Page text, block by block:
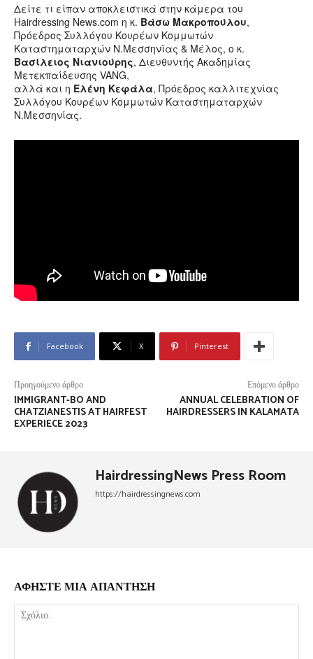
Δείτε τι είπαν αποκλειστικά στην κάμερα του
Hairdressing News.com η κ. Βάσω Μακροπούλου,
Πρόεδρος Συλλόγου Κουρέων Κομμωτών
Καταστηματαρχών Ν.Μεσσηνίας & Μέλος, ο κ.
Βασίλειος Νιανιούρης, Διευθυντής Ακαδημίας
Μετεκπαίδευσης VANG,
αλλά και η Ελένη Κεφάλα, Πρόεδρος καλλιτεχνίας
Συλλόγου Κουρέων Κομμωτών Καταστηματαρχών
Ν.Μεσσηνίας.
Facebook X Pinterest
Προηγούμενο άρθρο
IMMIGRANT-BO AND
CHATZIANESTIS AT HAIRFEST
EXPERIECE 2023
Επόμενο άρθρο
ANNUAL CELEBRATION OF
HAIRDRESSERS IN KALAMATA
HairdressingNews Press Room
https://hairdressingnews.com
ΑΦΗΣΤΕ ΜΙΑ ΑΠΑΝΤΗΣΗ